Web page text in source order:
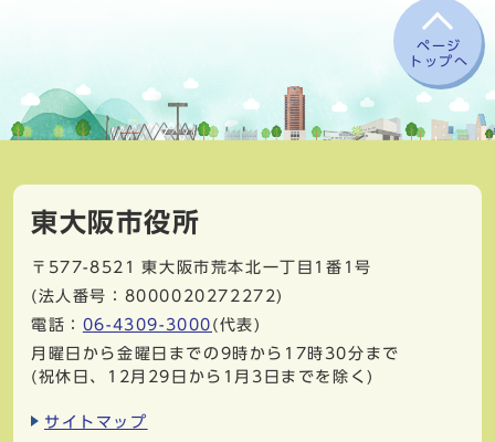
ページ
トップへ
東大阪市役所
〒577-8521
東大阪市荒本北一丁目1番1号
(法人番号：8000020272272)
電話： 06-4309-3000 (代表)
月曜日から金曜日までの9時から17時30分まで
(祝休日、12月29日から1月3日までを除く)
サイトマップ